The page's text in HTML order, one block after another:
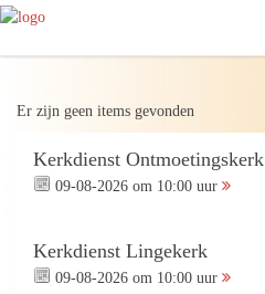
Er zijn geen items gevonden
Kerkdienst Ontmoetingskerk
09-08-2026 om 10:00 uur
Kerkdienst Lingekerk
09-08-2026 om 10:00 uur